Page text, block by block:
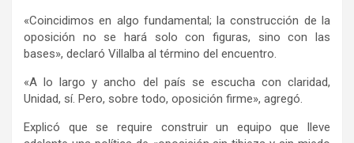
«Coincidimos en algo fundamental; la construcción de la
oposición no se hará solo con figuras, sino con las
bases», declaró Villalba al término del encuentro.
«A lo largo y ancho del país se escucha con claridad,
Unidad, sí. Pero, sobre todo, oposición firme», agregó.
Explicó que se require construir un equipo que lleve